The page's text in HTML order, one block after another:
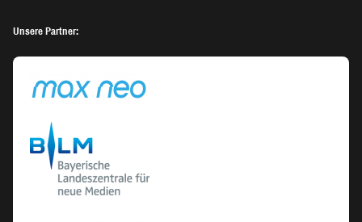
Unsere Partner: